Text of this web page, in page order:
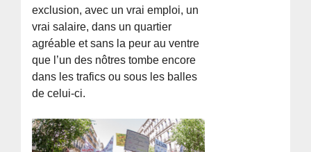
exclusion, avec un vrai emploi, un
vrai salaire, dans un quartier
agréable et sans la peur au ventre
que l’un des nôtres tombe encore
dans les trafics ou sous les balles
de celui-ci.